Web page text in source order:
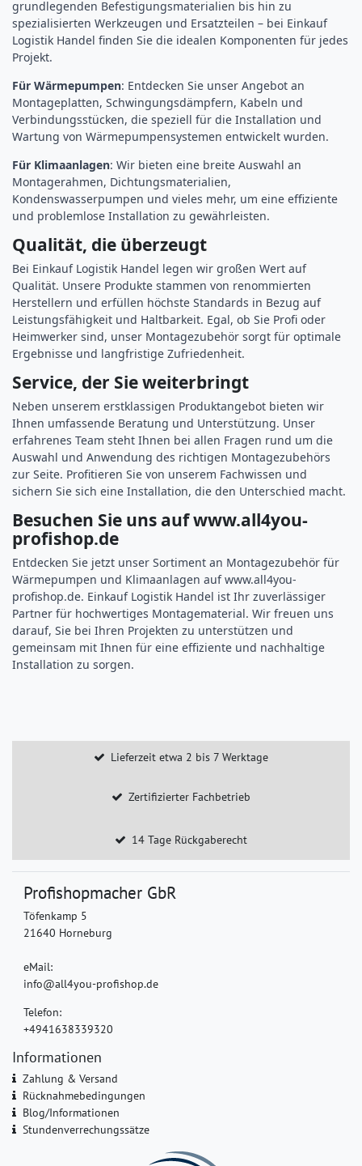
grundlegenden Befestigungsmaterialien bis hin zu
spezialisierten Werkzeugen und Ersatzteilen – bei Einkauf
Logistik Handel finden Sie die idealen Komponenten für jedes
Projekt.
Für Wärmepumpen: Entdecken Sie unser Angebot an
Montageplatten, Schwingungsdämpfern, Kabeln und
Verbindungsstücken, die speziell für die Installation und
Wartung von Wärmepumpensystemen entwickelt wurden.
Für Klimaanlagen: Wir bieten eine breite Auswahl an
Montagerahmen, Dichtungsmaterialien,
Kondenswasserpumpen und vieles mehr, um eine effiziente
und problemlose Installation zu gewährleisten.
Qualität, die überzeugt
Bei Einkauf Logistik Handel legen wir großen Wert auf
Qualität. Unsere Produkte stammen von renommierten
Herstellern und erfüllen höchste Standards in Bezug auf
Leistungsfähigkeit und Haltbarkeit. Egal, ob Sie Profi oder
Heimwerker sind, unser Montagezubehör sorgt für optimale
Ergebnisse und langfristige Zufriedenheit.
Service, der Sie weiterbringt
Neben unserem erstklassigen Produktangebot bieten wir
Ihnen umfassende Beratung und Unterstützung. Unser
erfahrenes Team steht Ihnen bei allen Fragen rund um die
Auswahl und Anwendung des richtigen Montagezubehörs
zur Seite. Profitieren Sie von unserem Fachwissen und
sichern Sie sich eine Installation, die den Unterschied macht.
Besuchen Sie uns aufwww.all4you-
profishop.de
Entdecken Sie jetzt unser Sortiment an Montagezubehör für
Wärmepumpen und Klimaanlagen aufwww.all4you-
profishop.de. Einkauf Logistik Handel ist Ihr zuverlässiger
Partner für hochwertiges Montagematerial. Wir freuen uns
darauf, Sie bei Ihren Projekten zu unterstützen und
gemeinsam mit Ihnen für eine effiziente und nachhaltige
Installation zu sorgen.
Lieferzeit etwa 2 bis 7 Werktage
Zertifizierter Fachbetrieb
14 Tage Rückgaberecht
Profishopmacher GbR
Töfenkamp 5
21640 Horneburg
eMail:
info@all4you-profishop.de
Telefon:
+4941638339320
Informationen
Zahlung & Versand
Rücknahmebedingungen
Blog/Informationen
Stundenverrechungssätze